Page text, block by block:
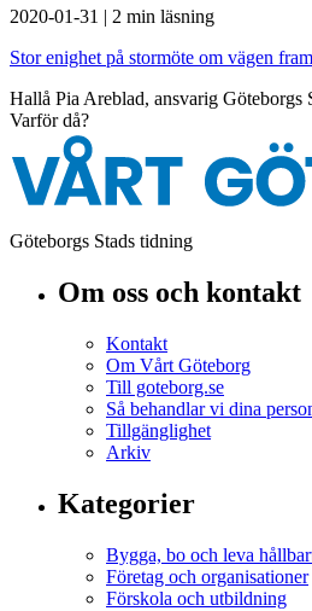
2020-01-31 | 2 min läsning
Stor enighet på stormöte om vägen
Hallå Pia Areblad, ansvarig Göteborgs
Varför då?
Göteborgs Stads tidning
Om oss och kontakt
Kontakt
Om Vårt Göteborg
Till goteborg.se
Så behandlar vi dina
Tillgänglighet
Arkiv
Kategorier
Bygga, bo och leva
Företag och organisationer
Förskola och utbildning